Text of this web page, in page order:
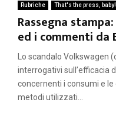
Rubriche That's the press, baby!
Rassegna
ed i commenti da
Lo scandalo Volkswagen
interrogativi sull’efficacia
concernenti i consumi e
metodi utilizzati...